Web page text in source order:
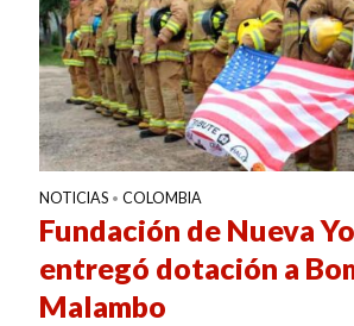
NOTICIAS • COLOMBIA
Fundación de Nueva
entregó dotación a
Malambo